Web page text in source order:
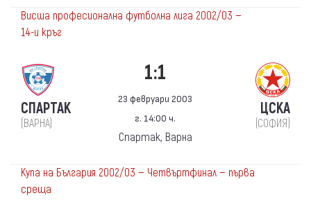
Висша професионална футболна лига 2002/03 —
14-и кръг
СПАРТАК
(ВАРНА)
1:1
23 февруари 2003
г. 14:00 ч.
Спартак, Варна
ЦСКА
(СОФИЯ)
Купа на България 2002/03 — Четвъртфинал — първа
среща